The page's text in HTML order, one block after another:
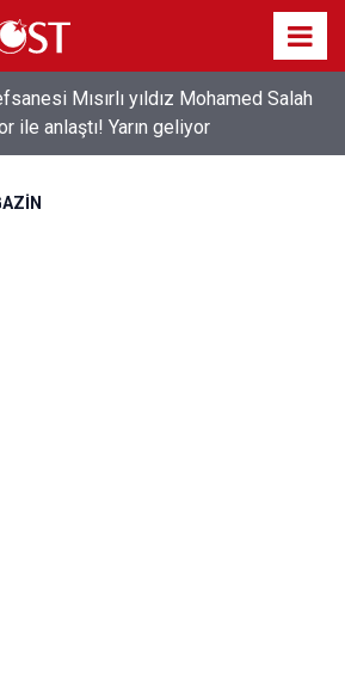
Mısırlı yıldız Mohamed Salah
ile anlaştı! Yarın geliyor